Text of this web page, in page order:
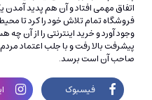
اتفاق مهمی افتاد و آن هم پدید آمدن
فروشگاه تمام تلاش خود را کرد تا
وجود آورد و خرید اینترنتی را از آن چه
پیشرفت بالا رفت و با جلب اعتماد
صاحب آن است برسد.
فیسبوک